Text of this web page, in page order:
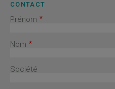
CONTACT
Prénom
Nom
Société